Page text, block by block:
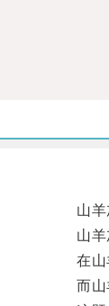
山羊加
山羊加
在山羊
而山羊